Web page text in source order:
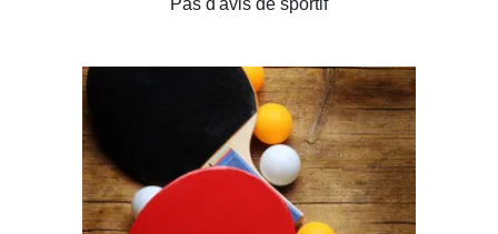
Pas d'avis de sportif